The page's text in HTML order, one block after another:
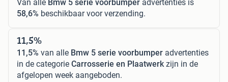
Van alle Bmw 5 serie voorbumper advertenties is
58,6% beschikbaar voor verzending.
11,5%
11,5% van alle Bmw 5 serie voorbumper advertenties
in de categorie Carrosserie en Plaatwerk zijn in de
afgelopen week aangeboden.